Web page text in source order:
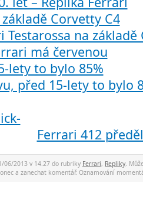
Testarossa na základě
před 15-lety to bylo
Ferrari 412
06/2013 v 14.27 do rubriky Ferrari, Repliky.
a zanechat komentář. Oznamování